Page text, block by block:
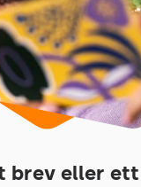
brev eller